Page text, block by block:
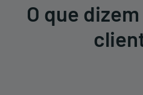
O que